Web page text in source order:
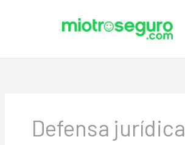
Defensa jurídica
e